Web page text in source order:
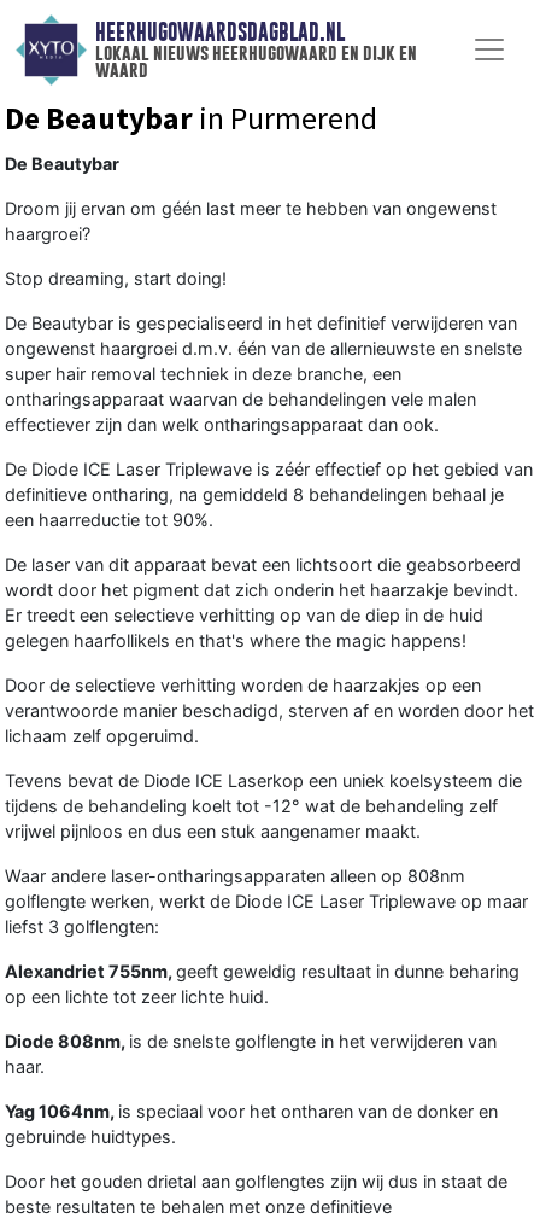
HEERHUGOWAARDSDAGBLAD.NL
lokaal nieuws heerhugowaard en dijk en
waard
De Beautybar in Purmerend
De Beautybar
Droom jij ervan om géén last meer te hebben van ongewenst
haargroei?
Stop dreaming, start doing!
De Beautybar is gespecialiseerd in het definitief verwijderen van
ongewenst haargroei d.m.v. één van de allernieuwste en snelste
super hair removal techniek in deze branche, een
ontharingsapparaat waarvan de behandelingen vele malen
effectiever zijn dan welk ontharingsapparaat dan ook.
De Diode ICE Laser Triplewave is zéér effectief op het gebied van
definitieve ontharing, na gemiddeld 8 behandelingen behaal je
een haarreductie tot 90%.
De laser van dit apparaat bevat een lichtsoort die geabsorbeerd
wordt door het pigment dat zich onderin het haarzakje bevindt.
Er treedt een selectieve verhitting op van de diep in de huid
gelegen haarfollikels en that's where the magic happens!
Door de selectieve verhitting worden de haarzakjes op een
verantwoorde manier beschadigd, sterven af en worden door het
lichaam zelf opgeruimd.
Tevens bevat de Diode ICE Laserkop een uniek koelsysteem die
tijdens de behandeling koelt tot -12° wat de behandeling zelf
vrijwel pijnloos en dus een stuk aangenamer maakt.
Waar andere laser-ontharingsapparaten alleen op 808nm
golflengte werken, werkt de Diode ICE Laser Triplewave op maar
liefst 3 golflengten:
Alexandriet 755nm, geeft geweldig resultaat in dunne beharing
op een lichte tot zeer lichte huid.
Diode 808nm, is de snelste golflengte in het verwijderen van
haar.
Yag 1064nm, is speciaal voor het ontharen van de donker en
gebruinde huidtypes.
Door het gouden drietal aan golflengtes zijn wij dus in staat de
beste resultaten te behalen met onze definitieve